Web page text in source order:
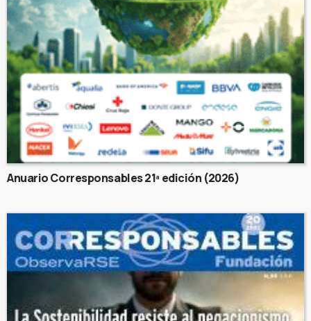
Anuario Corresponsables 21ª edición (2026)